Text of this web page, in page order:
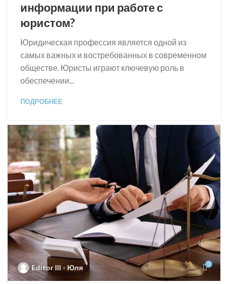
информации при работе с
юристом?
Юридическая профессия является одной из
самых важных и востребованных в современном
обществе. Юристы играют ключевую роль в
обеспечении...
ПОДРОБНЕЕ
Editor III - Юля 0